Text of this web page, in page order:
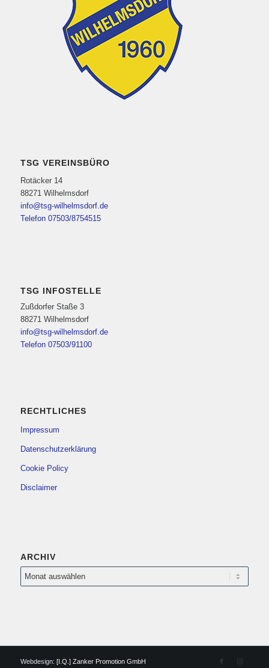
TSG VEREINSBÜRO
Rotäcker 14
88271 Wilhelmsdorf
info@tsg-wilhelmsdorf.de
Telefon 07503/8754515
TSG INFOSTELLE
Zußdorfer Staße 3
88271 Wilhelmsdorf
info@tsg-wilhelmsdorf.de
Telefon 07503/91100
RECHTLICHES
Impressum
Datenschutzerklärung
Cookie Policy
Disclaimer
ARCHIV
Webdesign: [I.Q.] Zanker Promotion GmbH